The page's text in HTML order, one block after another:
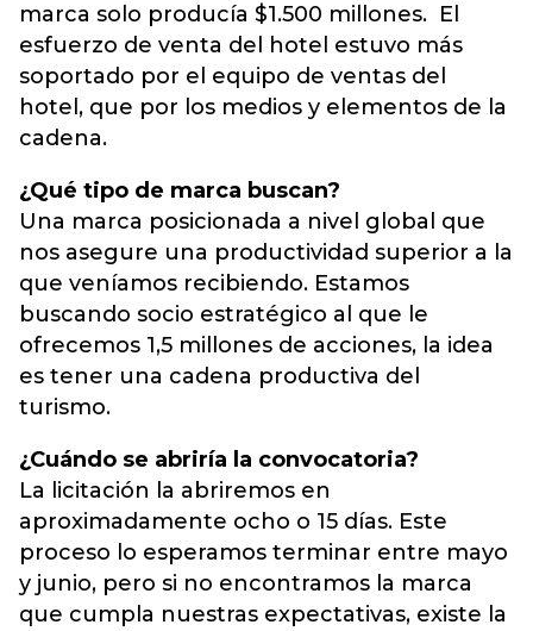
marca solo producía $1.500 millones. El
esfuerzo de venta del hotel estuvo más
soportado por el equipo de ventas del
hotel, que por los medios y elementos de la
cadena.
¿Qué tipo de marca buscan?
Una marca posicionada a nivel global que
nos asegure una productividad superior a la
que veníamos recibiendo. Estamos
buscando socio estratégico al que le
ofrecemos 1,5 millones de acciones, la idea
es tener una cadena productiva del
turismo.
¿Cuándo se abriría la convocatoria?
La licitación la abriremos en
aproximadamente ocho o 15 días. Este
proceso lo esperamos terminar entre mayo
y junio, pero si no encontramos la marca
que cumpla nuestras expectativas, existe la